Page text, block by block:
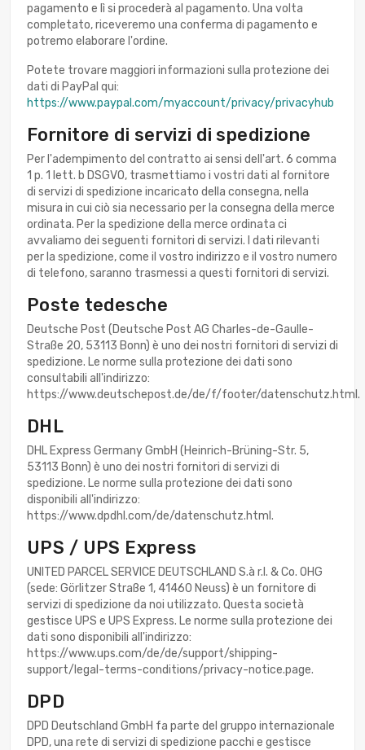
pagamento e lì si procederà al pagamento. Una volta
completato, riceveremo una conferma di pagamento e
potremo elaborare l'ordine.
Potete trovare maggiori informazioni sulla protezione dei
dati di PayPal qui:
https://www.paypal.com/myaccount/privacy/privacyhub
Fornitore di servizi di spedizione
Per l'adempimento del contratto ai sensi dell'art. 6 comma
1 p. 1 lett. b DSGVO, trasmettiamo i vostri dati al fornitore
di servizi di spedizione incaricato della consegna, nella
misura in cui ciò sia necessario per la consegna della merce
ordinata. Per la spedizione della merce ordinata ci
avvaliamo dei seguenti fornitori di servizi. I dati rilevanti
per la spedizione, come il vostro indirizzo e il vostro numero
di telefono, saranno trasmessi a questi fornitori di servizi.
Poste tedesche
Deutsche Post (Deutsche Post AG Charles-de-Gaulle-
Straße 20, 53113 Bonn) è uno dei nostri fornitori di servizi di
spedizione. Le norme sulla protezione dei dati sono
consultabili all'indirizzo:
https://www.deutschepost.de/de/f/footer/datenschutz.html.
DHL
DHL Express Germany GmbH (Heinrich-Brüning-Str. 5,
53113 Bonn) è uno dei nostri fornitori di servizi di
spedizione. Le norme sulla protezione dei dati sono
disponibili all'indirizzo:
https://www.dpdhl.com/de/datenschutz.html.
UPS / UPS Express
UNITED PARCEL SERVICE DEUTSCHLAND S.à r.l. & Co. OHG
(sede: Görlitzer Straße 1, 41460 Neuss) è un fornitore di
servizi di spedizione da noi utilizzato. Questa società
gestisce UPS e UPS Express. Le norme sulla protezione dei
dati sono disponibili all'indirizzo:
https://www.ups.com/de/de/support/shipping-
support/legal-terms-conditions/privacy-notice.page.
DPD
DPD Deutschland GmbH fa parte del gruppo internazionale
DPD, una rete di servizi di spedizione pacchi e gestisce